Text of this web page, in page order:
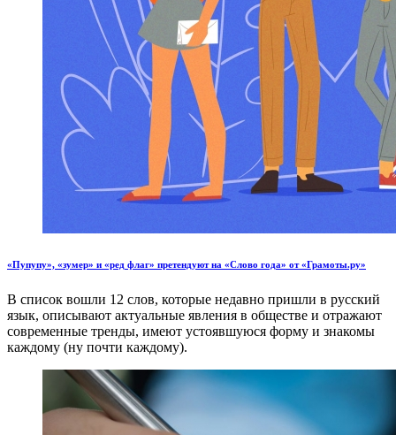
«Пупупу», «зумер» и «ред флаг» претендуют на «Слово года» от «Грамоты.ру»
В список вошли 12 слов, которые недавно пришли в русский
язык, описывают актуальные явления в обществе и отражают
современные тренды, имеют устоявшуюся форму и знакомы
каждому (ну почти каждому).